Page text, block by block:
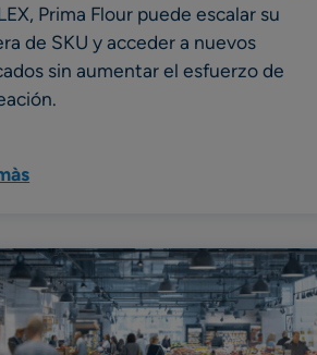
Prima Flour puede escalar su
de SKU y acceder a nuevos
sin aumentar el esfuerzo de